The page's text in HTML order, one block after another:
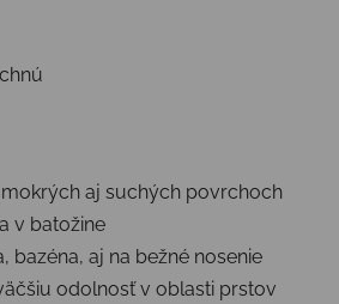
aj suchých povrchoch
v batožine
bazéna, aj na bežné nosenie
odolnosť v oblasti prstov